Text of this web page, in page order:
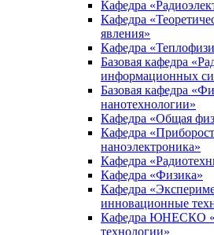
Кафедра
Кафедра
явления»
Кафедра
Базовая кафедра
информационных
Базовая кафедра
нанотехнологии»
Кафедра «Общая
Кафедра
наноэлектроника»
Кафедра
Кафедра «Физика»
Кафедра
инновационные
Кафедра ЮНЕСКО
технологии»